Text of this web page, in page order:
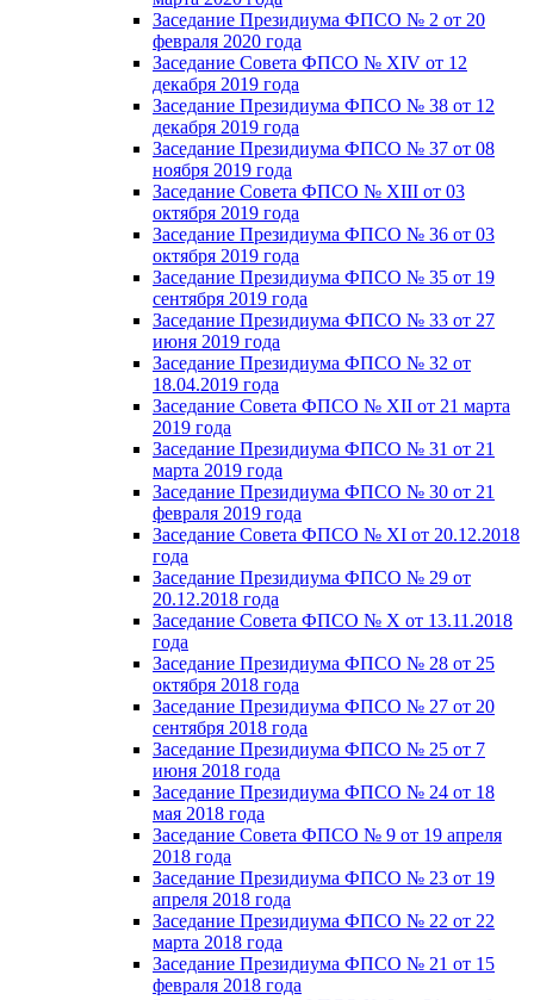
Заседание Президиума ФПСО № 2 от 20
февраля 2020 года
Заседание Совета ФПСО № XIV от 12
декабря 2019 года
Заседание Президиума ФПСО № 38 от 12
декабря 2019 года
Заседание Президиума ФПСО № 37 от 08
ноября 2019 года
Заседание Совета ФПСО № XIII от 03
октября 2019 года
Заседание Президиума ФПСО № 36 от 03
октября 2019 года
Заседание Президиума ФПСО № 35 от 19
сентября 2019 года
Заседание Президиума ФПСО № 33 от 27
июня 2019 года
Заседание Президиума ФПСО № 32 от
18.04.2019 года
Заседание Совета ФПСО № XII от 21 марта
2019 года
Заседание Президиума ФПСО № 31 от 21
марта 2019 года
Заседание Президиума ФПСО № 30 от 21
февраля 2019 года
Заседание Совета ФПСО № XI от 20.12.2018
года
Заседание Президиума ФПСО № 29 от
20.12.2018 года
Заседание Совета ФПСО № X от 13.11.2018
года
Заседание Президиума ФПСО № 28 от 25
октября 2018 года
Заседание Президиума ФПСО № 27 от 20
сентября 2018 года
Заседание Президиума ФПСО № 25 от 7
июня 2018 года
Заседание Президиума ФПСО № 24 от 18
мая 2018 года
Заседание Совета ФПСО № 9 от 19 апреля
2018 года
Заседание Президиума ФПСО № 23 от 19
апреля 2018 года
Заседание Президиума ФПСО № 22 от 22
марта 2018 года
Заседание Президиума ФПСО № 21 от 15
февраля 2018 года